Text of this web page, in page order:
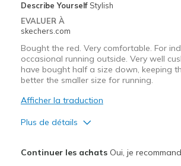
Les meilleures utilisations
Casual Wear
Width
Feels true to width
Sizing
Feels true to size
Shoes are for Wearing
Describe Yourself Stylish
EVALUER À
skechers.com
Bought the red. Very comfortable. For
occasional running outside. Very well
have bought half a size down, keeping
better the smaller size for running.
Afficher la traduction
Plus de détails
Continuer les achatsOui, je